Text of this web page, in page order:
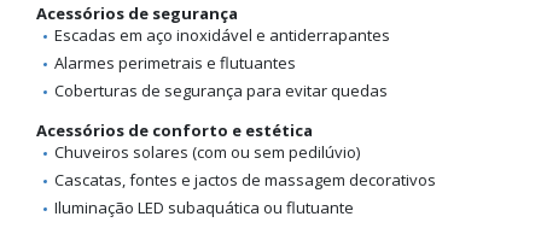
Acessórios de segurança
Escadas em aço inoxidável e antiderrapantes
Alarmes perimetrais e flutuantes
Coberturas de segurança para evitar quedas
Acessórios de conforto e estética
Chuveiros solares (com ou sem pedilúvio)
Cascatas, fontes e jactos de massagem decorativos
Iluminação LED subaquática ou flutuante